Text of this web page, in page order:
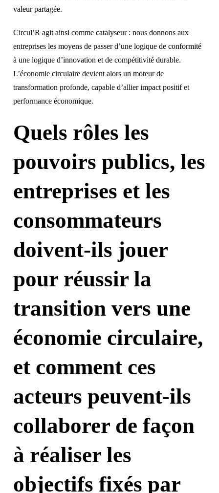
Qui sommes-nous?
3e voie européenne
valeur partagée.
Circul’R agit ainsi comme catalyseur : nous donnons aux
entreprises les moyens de passer d’une logique de conformité
à une logique d’innovation et de compétitivité durable.
L’économie circulaire devient alors un moteur de
transformation profonde, capable d’allier impact positif et
performance économique.
Quels rôles les
pouvoirs publics, les
entreprises et les
consommateurs
doivent-ils jouer
pour réussir la
transition vers une
économie circulaire,
et comment ces
acteurs peuvent-ils
collaborer de façon
à réaliser les
objectifs fixés par